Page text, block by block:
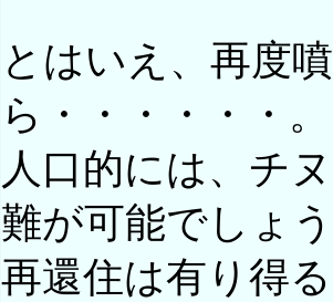
とはいえ、再度
ら・・・・・・。
人口的には、チ
難が可能でしょ
再還住は有り得